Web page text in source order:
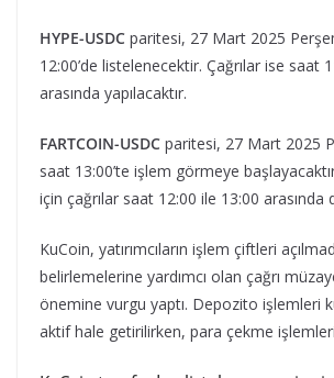
HYPE-USDC paritesi, 27 Mart 2025
12:00’de listelenecektir. Çağrılar ise saat
arasında yapılacaktır.
FARTCOIN-USDC paritesi, 27 Mart 2025
saat 13:00’te işlem görmeye
için çağrılar saat 12:00 ile 13:00 arasında
KuCoin, yatırımcıların işlem çiftleri
belirlemelerine yardımcı olan çağrı
önemine vurgu yaptı. Depozito işlemleri
aktif hale getirilirken, para çekme işlemleri